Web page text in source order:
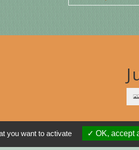
you want to activate OK, accept